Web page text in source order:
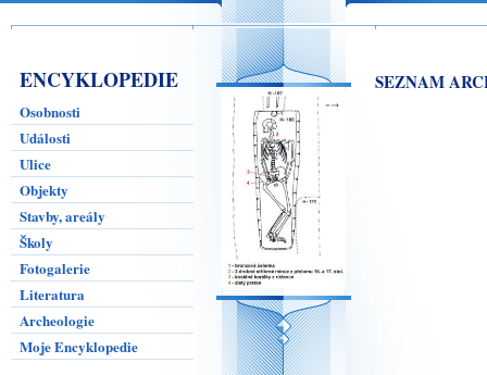
ENCYKLOPEDIE
Osobnosti
Události
Ulice
Objekty
Stavby, areály
Školy
Fotogalerie
Literatura
Archeologie
Moje Encyklopedie
SEZNAM